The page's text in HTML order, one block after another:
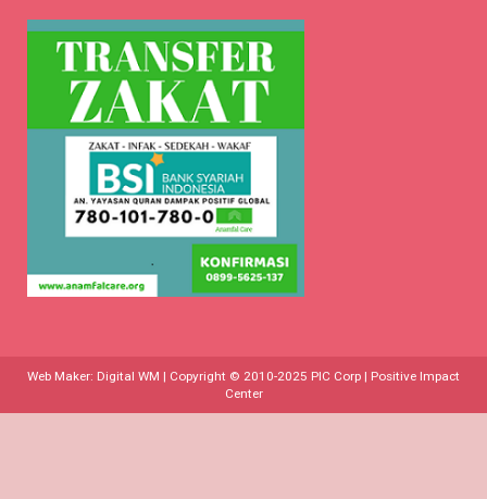
Web Maker: Digital WM | Copyright © 2010-2025 PIC Corp | Positive Impact
Center